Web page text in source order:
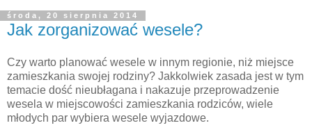
środa, 20 sierpnia 2014
Jak zorganizować wesele?
Czy warto planować wesele w innym regionie, niż miejsce
zamieszkania swojej rodziny? Jakkolwiek zasada jest w tym
temacie dość nieubłagana i nakazuje przeprowadzenie
wesela w miejscowości zamieszkania rodziców, wiele
młodych par wybiera wesele wyjazdowe.